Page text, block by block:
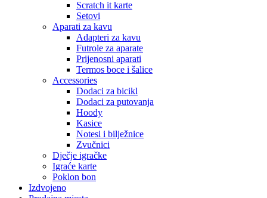
Scratch it karte
Setovi
Aparati za kavu
Adapteri za kavu
Futrole za aparate
Prijenosni aparati
Termos boce i šalice
Accessories
Dodaci za bicikl
Dodaci za putovanja
Hoody
Kasice
Notesi i bilježnice
Zvučnici
Dječje igračke
Igraće karte
Poklon bon
Izdvojeno